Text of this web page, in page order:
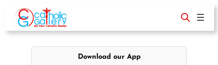
content
Download our App